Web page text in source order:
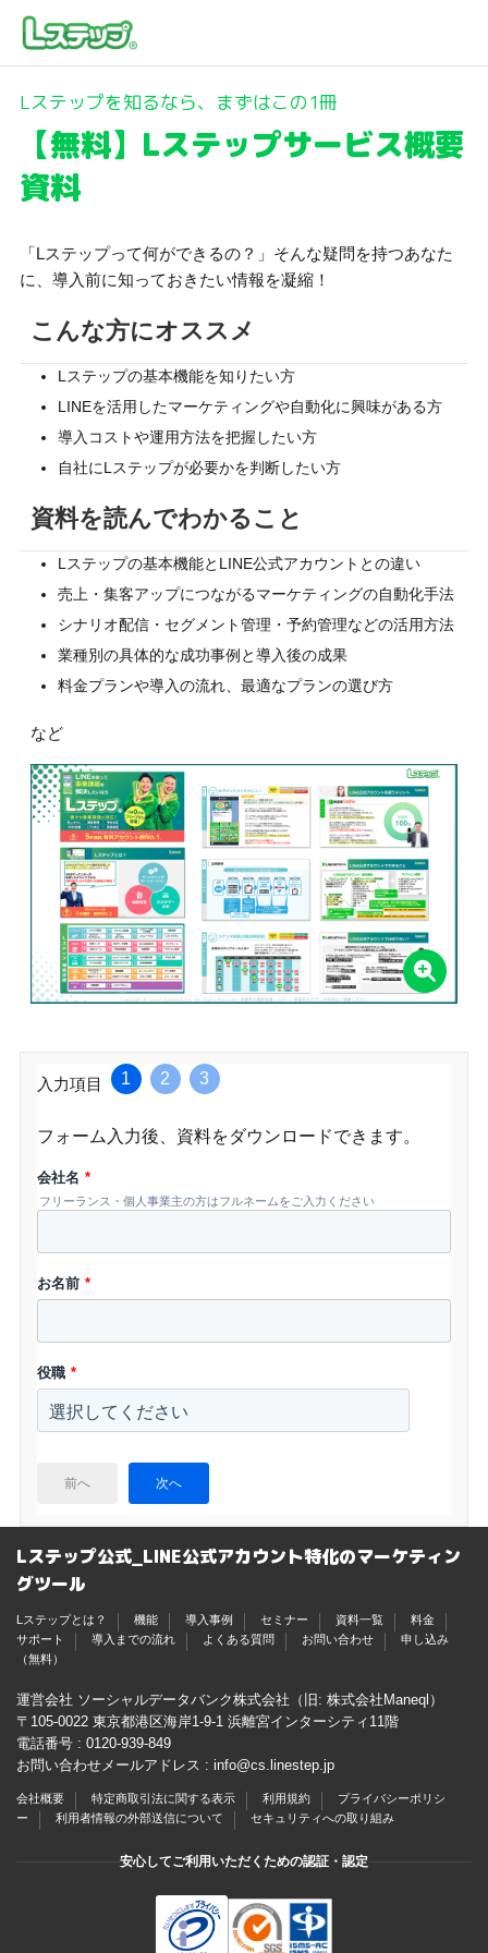
Lステップを知るなら、まずはこの1冊
【無料】Lステップサービス概要
資料
「Lステップって何ができるの？」そんな疑問を持つあなた
に、導入前に知っておきたい情報を凝縮！
こんな方にオススメ
Lステップの基本機能を知りたい方
LINEを活用したマーケティングや自動化に興味がある方
導入コストや運用方法を把握したい方
自社にLステップが必要かを判断したい方
資料を読んでわかること
Lステップの基本機能とLINE公式アカウントとの違い
売上・集客アップにつながるマーケティングの自動化手法
シナリオ配信・セグメント管理・予約管理などの活用方法
業種別の具体的な成功事例と導入後の成果
料金プランや導入の流れ、最適なプランの選び方
など
入力項目 1 2 3
フォーム入力後、資料をダウンロードできます。
会社名 *
フリーランス・個人事業主の方はフルネームをご入力ください
お名前 *
役職 *
前へ 次へ
Lステップ公式_LINE公式アカウント特化のマーケティン
グツール
Lステップとは？ 機能 導入事例 セミナー 資料一覧
料金
サポート
導入までの流れ よくある質問 お問い合わせ
申し込み
（無料）
運営会社 ソーシャルデータバンク株式会社（旧: 株式会社Maneql）
〒105-0022 東京都港区海岸1-9-1 浜離宮インターシティ11階
電話番号 : 0120-939-849
お問い合わせメールアドレス : info@cs.linestep.jp
会社概要 特定商取引法に関する表示 利用規約
プライバシーポリシ
ー
利用者情報の外部送信について セキュリティへの取り組み
安心してご利用いただくための認証・認定